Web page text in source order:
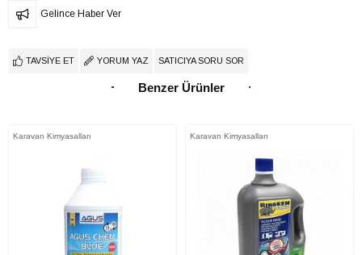
Gelince Haber Ver
TAVSIYE ET YORUM YAZ SATICIYA SORU SOR
Benzer Ürünler
Karavan Kimyasalları Karavan Kimyasalları